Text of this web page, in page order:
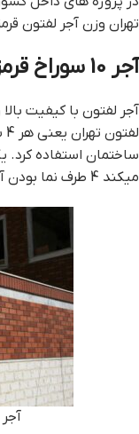
تهران وزن آجر لفتون قرمز نیز
آجر 10 سوراخ قرمز 4 طرف نما
آجر لفتون با کیفیت بالا
ساختمان استفاده کرد.
میکند 4 طرف نما بودن آن می باشد.
آجر 10 سوراخ قرمز 4 طرف نما